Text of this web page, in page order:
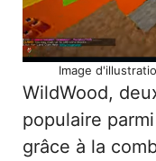
Image
WildWood,
populaire
grâce à la